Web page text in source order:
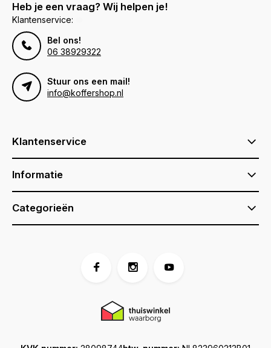
Heb je een vraag? Wij helpen je!
Klantenservice:
Bel ons!
06 38929322
Stuur ons een mail!
info@koffershop.nl
Klantenservice
Informatie
Categorieën